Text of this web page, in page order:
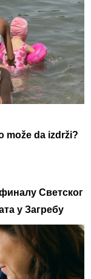
može da izdrži?
Светског
у Загребу